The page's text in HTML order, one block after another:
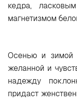
кедра,
магнетизмом
Осенью и зимой
желанной и
надежду
придаст